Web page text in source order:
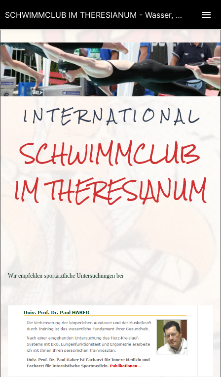
I N T E R N A T I O N A L
SCHWIMMCLUB
IM THERESIANUM
Wir empfehlen sportärztliche Untersuchungen bei
SCHWIMMCLUB IM THERESIANUM - Wasser, Bewegung, Aufmerksamkeit, Zielorientierung, Lächeln, Erfolg!